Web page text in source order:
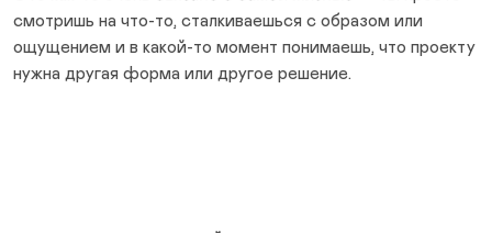
смотришь на что-то, сталкиваешься с образом или
ощущением и в какой-то момент понимаешь, что проекту
нужна другая форма или другое решение.